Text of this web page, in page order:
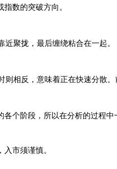
数的突破方向。
聚拢，最后缠绕粘合在一起。
反，意味着正在快速分散。
阶段，所以在分析的过程中
市须谨慎。